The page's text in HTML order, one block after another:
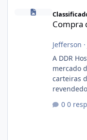
Compra de carteiras de
Compra
Jefferson ·
A DDR
mercado
carteiras
operação.
0